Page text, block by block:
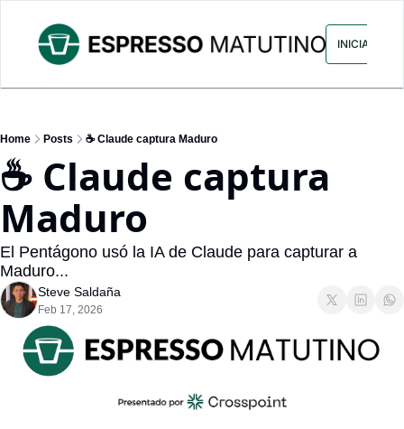
ARCHIVO ANUNCIA CON
INICIAR
Home Posts ☕ Claude captura Maduro
☕ Claude captura
Maduro
El Pentágono usó la IA de Claude para capturar a
Maduro...
Steve Saldaña
Feb 17, 2026